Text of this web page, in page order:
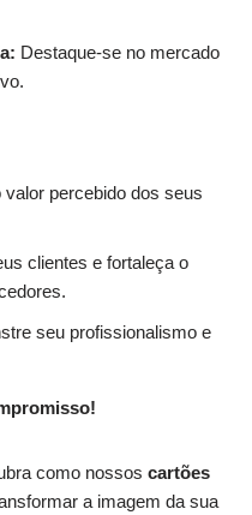
Destaque-se no mercado
valor percebido dos seus
clientes e fortaleça o
seu profissionalismo e
como nossos cartões
a imagem da sua